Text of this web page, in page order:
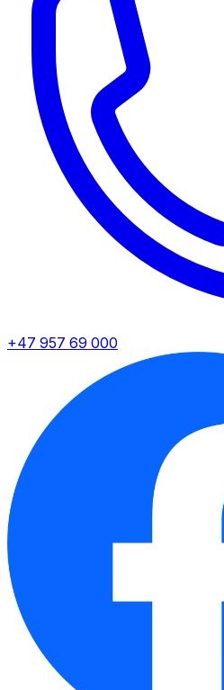
+47 957 69 000